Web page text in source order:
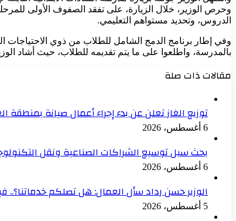
وحرص الوزير، خلال الزيارة، على تفقد الصفوف الأولى
الدروس، وتحديد مستواهم التعليمي.
وفي إطار برنامج الدمج الشامل للطلاب من ذوي الاحتياجات
بالمدرسة، واطلعوا على ما يتم تقديمه للطلاب، حيث أشاد
مقالات ذات صلة
توزيع الغاز تعلن عن بدء إجراء أعمال صيانة بمنطقة
6 أغسطس، 2026
بحث سبل توسيع الشراكات الصناعية ونقل
6 أغسطس، 2026
الوزير حسن رداد سأل العمال: هل تصلكم خدماتنا؟..
5 أغسطس، 2026